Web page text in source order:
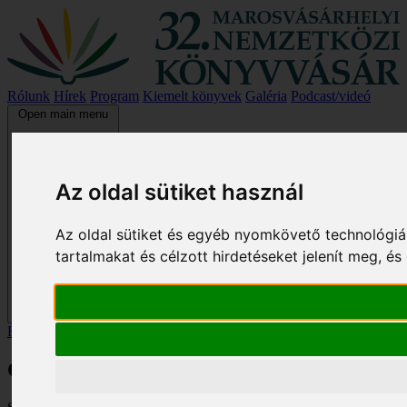
Az oldal sütiket használ
Az oldal sütiket és egyéb nyomkövető
tartalmakat és célzott hirdetéseket jelenít meg,
Rólunk Hírek Program Kiemelt könyvek Galéria Podcast/videó
Open main menu
Főoldal
Gyógyulás és felépülés